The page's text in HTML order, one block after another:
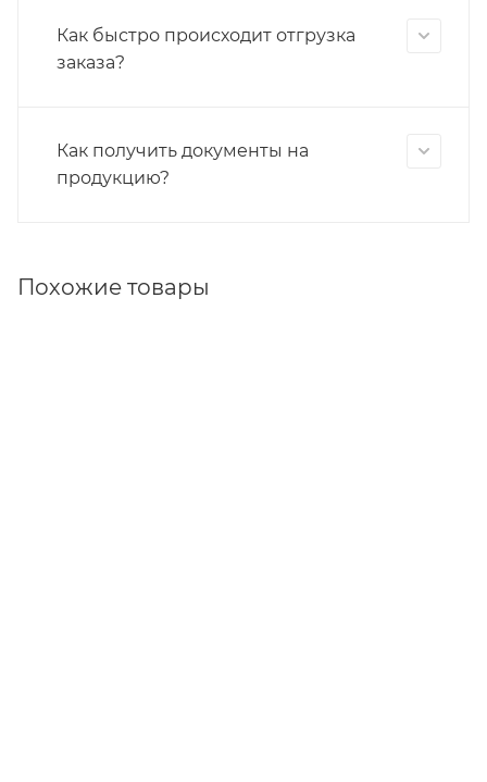
Как быстро происходит отгрузка
заказа?
Как получить документы на
продукцию?
Похожие товары